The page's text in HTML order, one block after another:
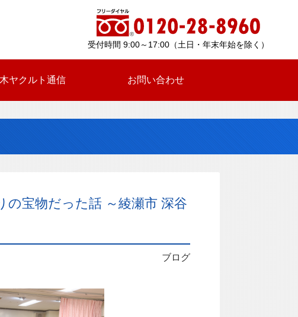
受付時間 9:00～17:00（土日・年末年始を除く）
ヤクルト通信 お問い合わせ
宝物だった話 ～綾瀬市 深谷
ブログ